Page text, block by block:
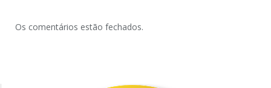
Os comentários estão fechados.